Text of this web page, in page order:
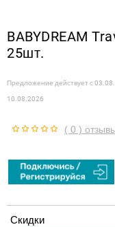
BABYDREAM
25шт.
Предложение действует с
10.08.2026
( 0 )
Скидки